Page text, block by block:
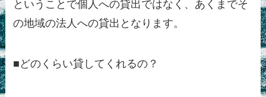
ということで個人への貸出ではなく、あくまでそ
の地域の法人への貸出となります。
■どのくらい貸してくれるの？